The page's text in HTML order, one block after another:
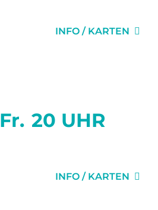
INFO / KARTEN
Fr. 20 UHR
INFO / KARTEN